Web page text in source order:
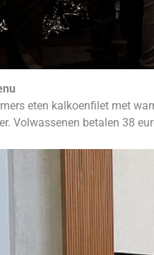
eten kalkoenfilet met
Volwassenen betalen 38